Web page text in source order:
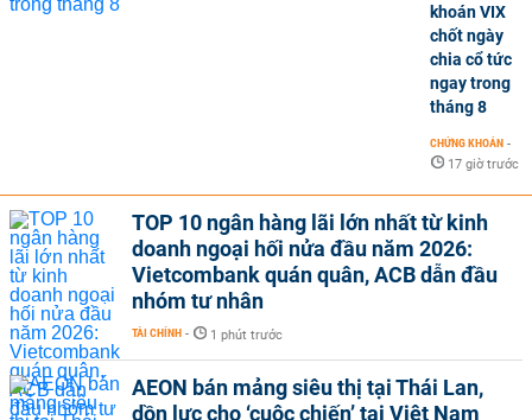
khoán VIX
chốt ngày
chia cổ tức
ngay trong
tháng 8
CHỨNG KHOÁN -
17 giờ trước
TOP 10 ngân hàng lãi lớn nhất từ kinh
doanh ngoại hối nửa đầu năm 2026:
Vietcombank quán quân, ACB dẫn đầu
nhóm tư nhân
TÀI CHÍNH - 1 phút trước
AEON bán mảng siêu thị tại Thái Lan,
dồn lực cho ‘cuộc chiến’ tại Việt Nam